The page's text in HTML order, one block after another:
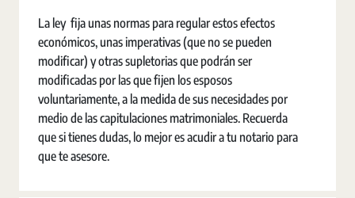
La ley fija unas normas para regular estos efectos
económicos, unas imperativas (que no se pueden
modificar) y otras supletorias que podrán ser
modificadas por las que fijen los esposos
voluntariamente, a la medida de sus necesidades por
medio de las capitulaciones matrimoniales. Recuerda
que si tienes dudas, lo mejor es acudir a tu notario para
que te asesore.